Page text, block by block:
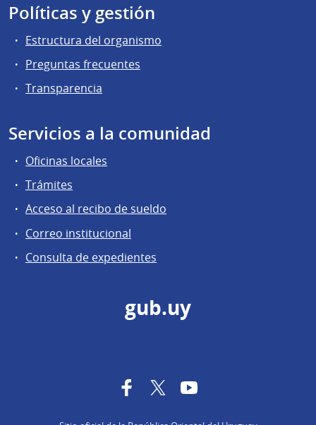
Políticas y gestión
Estructura del organismo
Preguntas frecuentes
Transparencia
Servicios a la comunidad
Oficinas locales
Trámites
Acceso al recibo de sueldo
Correo institucional
Consulta de expedientes
gub.uy
FacebookTwitterYouTube